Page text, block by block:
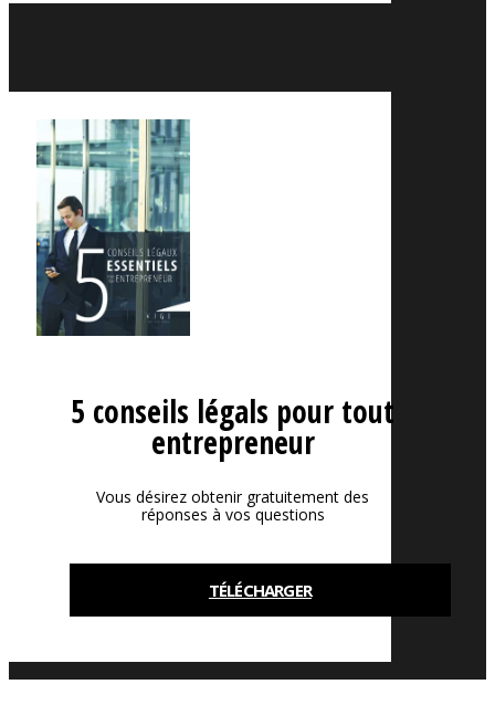
5 conseils légals pour tout
entrepreneur
Vous désirez obtenir gratuitement des
réponses à vos questions
TÉLÉCHARGER